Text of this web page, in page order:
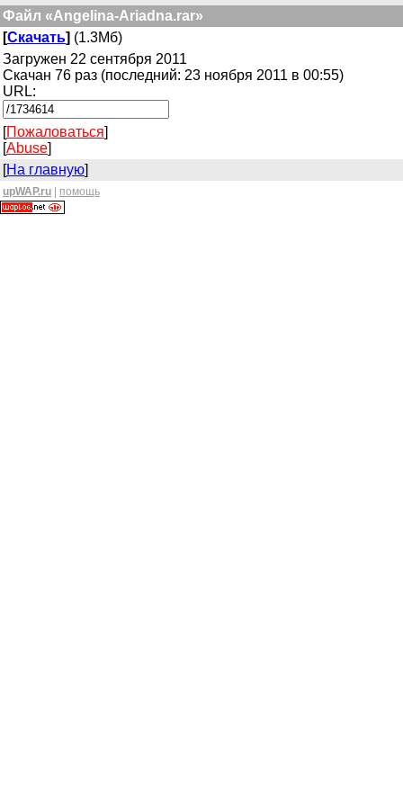
Файл «Angelina-Ariadna.rar»
[Скачать] (1.3Мб)
Загружен 22 сентября 2011
Скачан 76 раз (последний: 23 ноября 2011 в 00:55)
URL:
[Пожаловаться]
[Abuse]
[На главную]
upWAP.ru помощь